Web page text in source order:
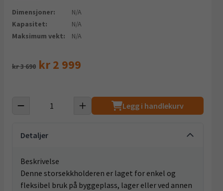
Dimensjoner:
N/A
Kapasitet:
N/A
Maksimum vekt:
N/A
kr 3 690 Opprinnelig
3690,-.
kr 2 999
er:
2999,-. Legg i handlekurv
Detaljer
Beskrivelse
Denne storsekkholderen er laget for enkel og
fleksibel bruk på byggeplass, lager eller ved annen